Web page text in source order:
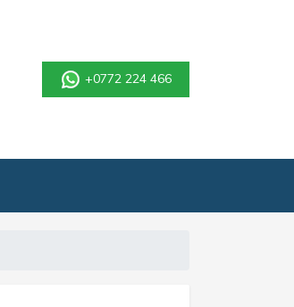
+0772 224 466